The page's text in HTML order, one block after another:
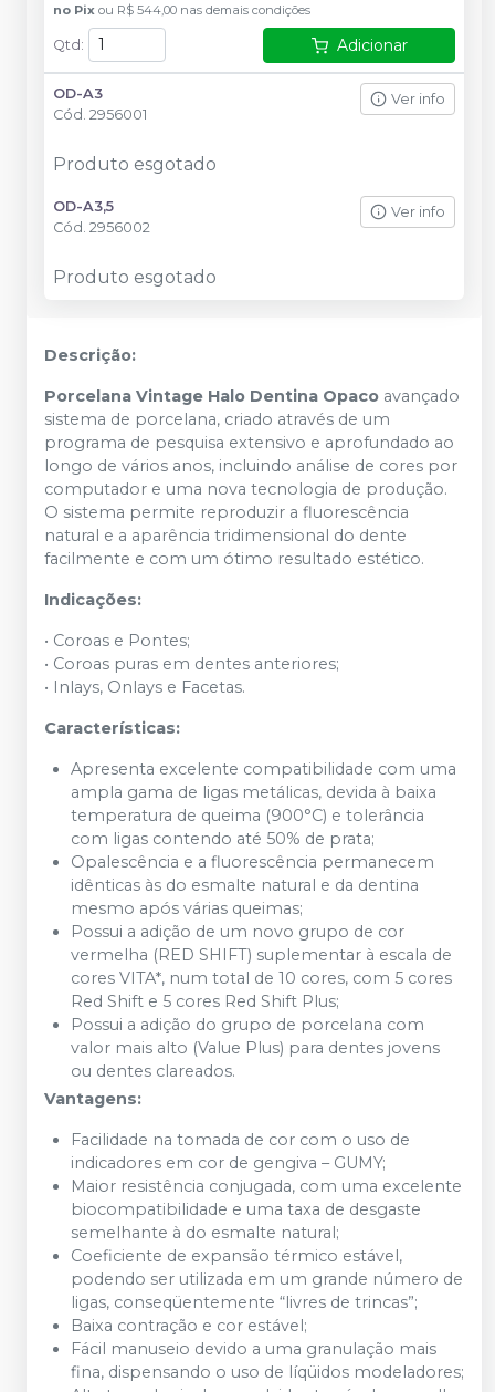
no Pix ou R$ 544,00 nas demais condições
Qtd : Adicionar
OD-A3
Cód. 2956001
Ver info
Produto esgotado
OD-A3,5
Cód. 2956002
Ver info
Produto esgotado
Descrição:
Porcelana Vintage Halo Dentina Opaco avançado
sistema de porcelana, criado através de um
programa de pesquisa extensivo e aprofundado ao
longo de vários anos, incluindo análise de cores por
computador e uma nova tecnologia de produção.
O sistema permite reproduzir a fluorescência
natural e a aparência tridimensional do dente
facilmente e com um ótimo resultado estético.
Indicações:
• Coroas e Pontes;
• Coroas puras em dentes anteriores;
• Inlays, Onlays e Facetas.
Características:
Apresenta excelente compatibilidade com uma
ampla gama de ligas metálicas, devida à baixa
temperatura de queima (900°C) e tolerância
com ligas contendo até 50% de prata;
Opalescência e a fluorescência permanecem
idênticas às do esmalte natural e da dentina
mesmo após várias queimas;
Possui a adição de um novo grupo de cor
vermelha (RED SHIFT) suplementar à escala de
cores VITA*, num total de 10 cores, com 5 cores
Red Shift e 5 cores Red Shift Plus;
Possui a adição do grupo de porcelana com
valor mais alto (Value Plus) para dentes jovens
ou dentes clareados.
Vantagens:
Facilidade na tomada de cor com o uso de
indicadores em cor de gengiva – GUMY;
Maior resistência conjugada, com uma excelente
biocompatibilidade e uma taxa de desgaste
semelhante à do esmalte natural;
Coeficiente de expansão térmico estável,
podendo ser utilizada em um grande número de
ligas, conseqüentemente “livres de trincas”;
Baixa contração e cor estável;
Fácil manuseio devido a uma granulação mais
fina, dispensando o uso de líqüidos modeladores;